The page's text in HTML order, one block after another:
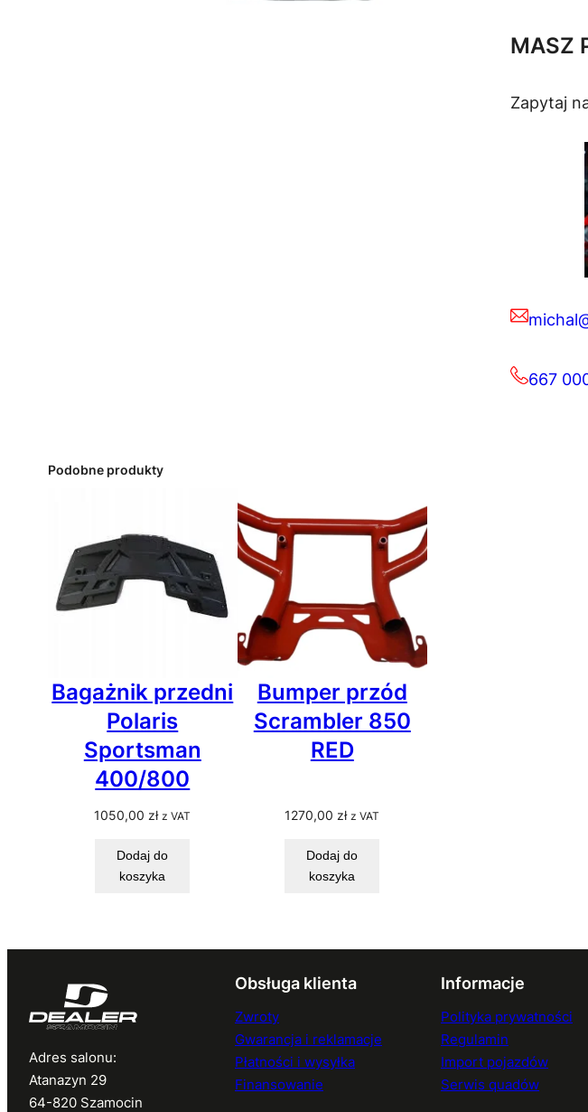
MASZ
Zapytaj
667
Podobne produkty
Bagażnik przedni
Polaris
Sportsman
400/800
1050,00 zł z VAT
Dodaj do
koszyka
Bumper przód
Scrambler 850
RED
1270,00 zł z VAT
Dodaj do
koszyka
Adres salonu:
Atanazyn 29
64-820 Szamocin
Obsługa klienta
Zwroty
Gwarancja i reklamacje
Płatności i wysyłka
Finansowanie
Informacje
Polityka prywatności
Regulamin
Import pojazdów
Serwis quadów